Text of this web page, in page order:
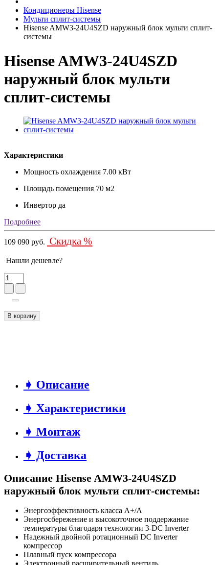
Кондиционеры Hisense
Мульти сплит-системы
Hisense AMW3-24U4SZD наружный блок мульти сплит-
системы
Hisense AMW3-24U4SZD
наружный блок мульти
сплит-системы
Характеристики
Мощность охлаждения 7.00 кВт
Площадь помещения 70 м2
Инвертор да
Подробнее
109 090 руб. Скидка %
Нашли дешевле?
В корзину
➧ Описание
➧ Характеристики
➧ Монтаж
➧ Доставка
Описание Hisense AMW3-24U4SZD
наружный блок мульти сплит-системы:
Энергоэффективность класса А+/А
Энергосбережение и высокоточное поддержание
температуры благодаря технологии 3-DC Inverter
Надежный двойной ротационный DC Inverter
компрессор
Плавный пуск компрессора
Электронный расширительный вентиль